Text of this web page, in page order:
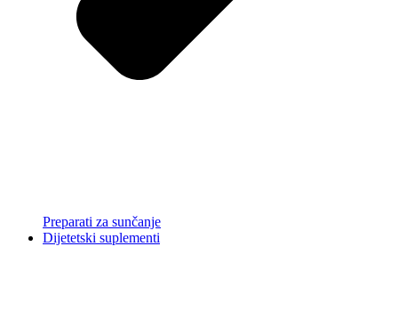
Preparati za sunčanje
Dijetetski suplementi